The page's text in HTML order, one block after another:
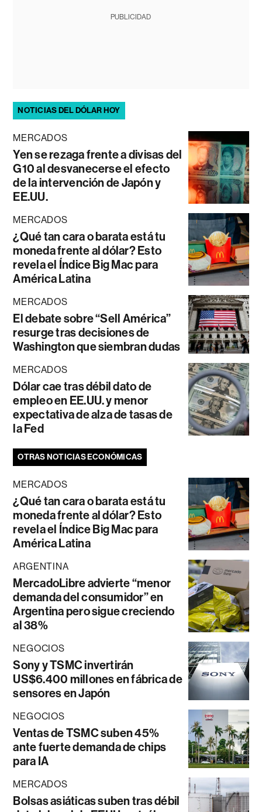
PUBLICIDAD
NOTICIAS DEL DÓLAR HOY
MERCADOS
Yen se rezaga frente a divisas del
G10 al desvanecerse el efecto
de la intervención de Japón y
EE.UU.
MERCADOS
¿Qué tan cara o barata está tu
moneda frente al dólar? Esto
revela el Índice Big Mac para
América Latina
MERCADOS
El debate sobre “Sell América”
resurge tras decisiones de
Washington que siembran dudas
MERCADOS
Dólar cae tras débil dato de
empleo en EE.UU. y menor
expectativa de alza de tasas de
la Fed
OTRAS NOTICIAS ECONÓMICAS
MERCADOS
¿Qué tan cara o barata está tu
moneda frente al dólar? Esto
revela el Índice Big Mac para
América Latina
ARGENTINA
MercadoLibre advierte “menor
demanda del consumidor” en
Argentina pero sigue creciendo
al 38%
NEGOCIOS
Sony y TSMC invertirán
US$6.400 millones en fábrica de
sensores en Japón
NEGOCIOS
Ventas de TSMC suben 45%
ante fuerte demanda de chips
para IA
MERCADOS
Bolsas asiáticas suben tras débil